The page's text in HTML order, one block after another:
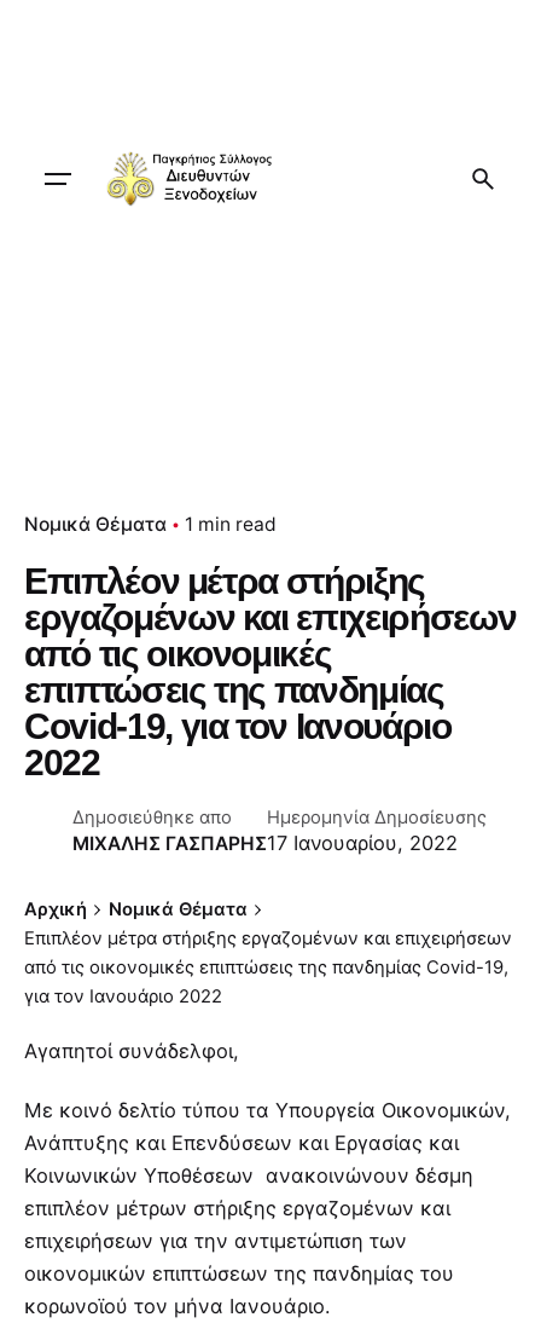
Νομικά Θέματα 1 min read
Επιπλέον μέτρα στήριξης
εργαζομένων και επιχειρήσεων
από τις οικονομικές
επιπτώσεις της πανδημίας
Covid-19, για τον Ιανουάριο
2022
Δημοσιεύθηκε απο
ΜΙΧΑΛΗΣ ΓΑΣΠΑΡΗΣ
Ημερομηνία Δημοσίευσης
17 Ιανουαρίου, 2022
Αρχική
Νομικά Θέματα
Επιπλέον μέτρα στήριξης εργαζομένων και επιχειρήσεων
από τις οικονομικές επιπτώσεις της πανδημίας Covid-19,
για τον Ιανουάριο 2022
Αγαπητοί συνάδελφοι,
Με κοινό δελτίο τύπου τα Υπουργεία Οικονομικών,
Ανάπτυξης και Επενδύσεων και Εργασίας και
Κοινωνικών Υποθέσεων ανακοινώνουν δέσμη
επιπλέον μέτρων στήριξης εργαζομένων και
επιχειρήσεων για την αντιμετώπιση των
οικονομικών επιπτώσεων της πανδημίας του
κορωνοϊού τον μήνα Ιανουάριο.